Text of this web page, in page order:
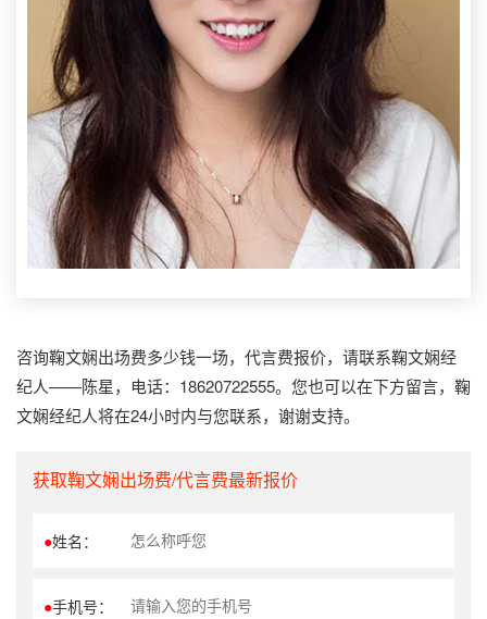
咨询鞠文娴出场费多少钱一场，代言费报价，请联系鞠文娴经
纪人——陈星，电话：18620722555。您也可以在下方留言，鞠
文娴经纪人将在24小时内与您联系，谢谢支持。
获取鞠文娴出场费/代言费最新报价
●姓名：
●手机号：